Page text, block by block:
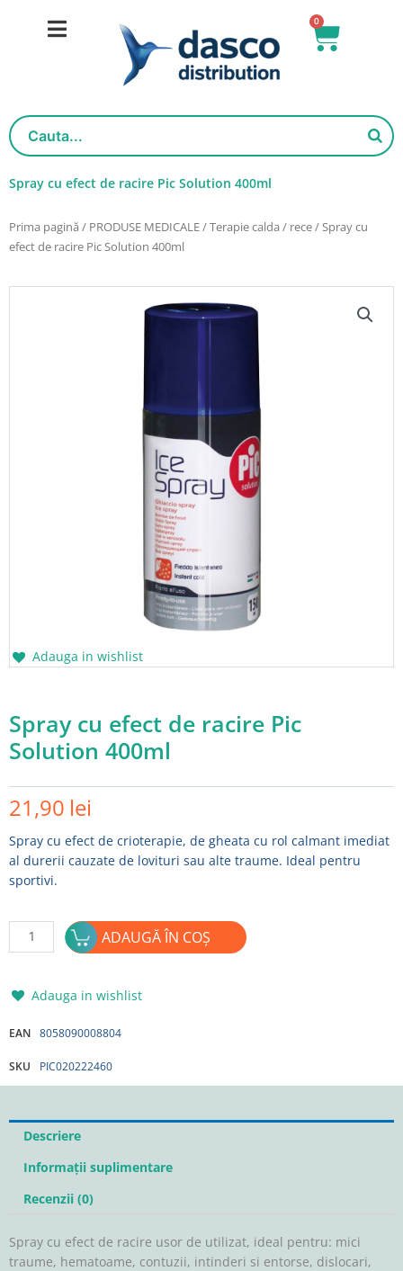
0
Cart
Spray cu efect de racire Pic Solution 400ml
Prima pagină / PRODUSE MEDICALE/Terapie calda / rece/ Spray cu
efect de racire Pic Solution 400ml
Adauga in wishlist
Spray cu efect de racire Pic
Solution 400ml
21,90 lei
Spray cu efect de crioterapie, de gheata cu rol calmant imediat
al durerii cauzate de lovituri sau alte traume. Ideal pentru
sportivi.
Cantitate
Spray
efect
racire
Solution
400ml
ADAUGĂ ÎN COȘ
Adauga in wishlist
EAN 8058090008804
SKU PIC020222460
Descriere
Informații suplimentare
Recenzii (0)
Spray cu efect de racire usor de utilizat, ideal pentru: mici
traume, hematoame, contuzii, intinderi si entorse, dislocari,